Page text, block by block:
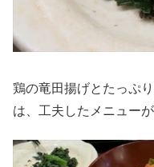
鶏の竜田揚げとたっぷ
は、工夫したメニュー